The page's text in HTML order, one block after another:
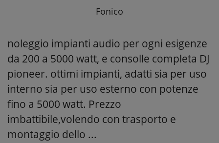
Fonico
noleggio impianti audio per ogni esigenze
da 200 a 5000 watt, e consolle completa DJ
pioneer. ottimi impianti, adatti sia per uso
interno sia per uso esterno con potenze
fino a 5000 watt. Prezzo
imbattibile,volendo con trasporto e
montaggio dello ...